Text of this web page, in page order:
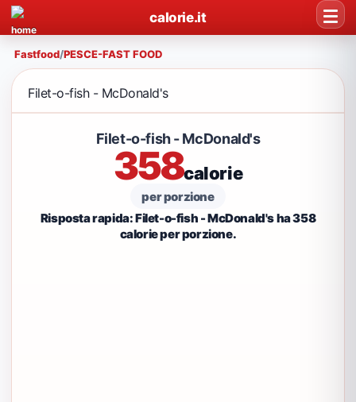
calorie.it
Fastfood/PESCE-FAST FOOD
Filet-o-fish - McDonald's
Filet-o-fish - McDonald's
358calorie
per porzione
Risposta rapida: Filet-o-fish - McDonald's ha 358
calorie per porzione.